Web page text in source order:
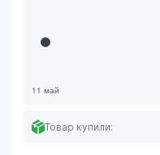
Товар купили: